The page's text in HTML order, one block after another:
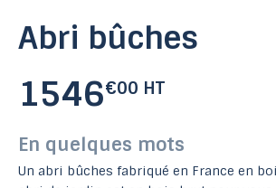
Abri bûches
1546€00 HT
En quelques mots
Un abri bûches fabriqué en France en